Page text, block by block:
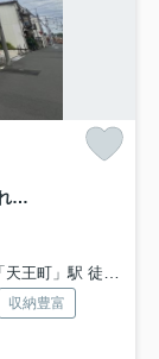
下町らしい温かみと静けさが共存する街。それが、東久保町。つまるところ、人間として住む上での最適解。な【西区東久保町新築戸建】
町」駅 徒歩12分
収納豊富